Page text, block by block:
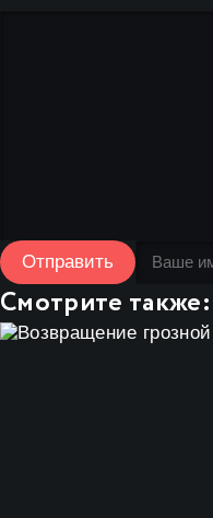
Отправить
Смотрите также: